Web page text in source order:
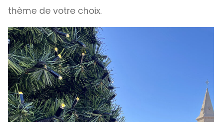
thème de votre choix.